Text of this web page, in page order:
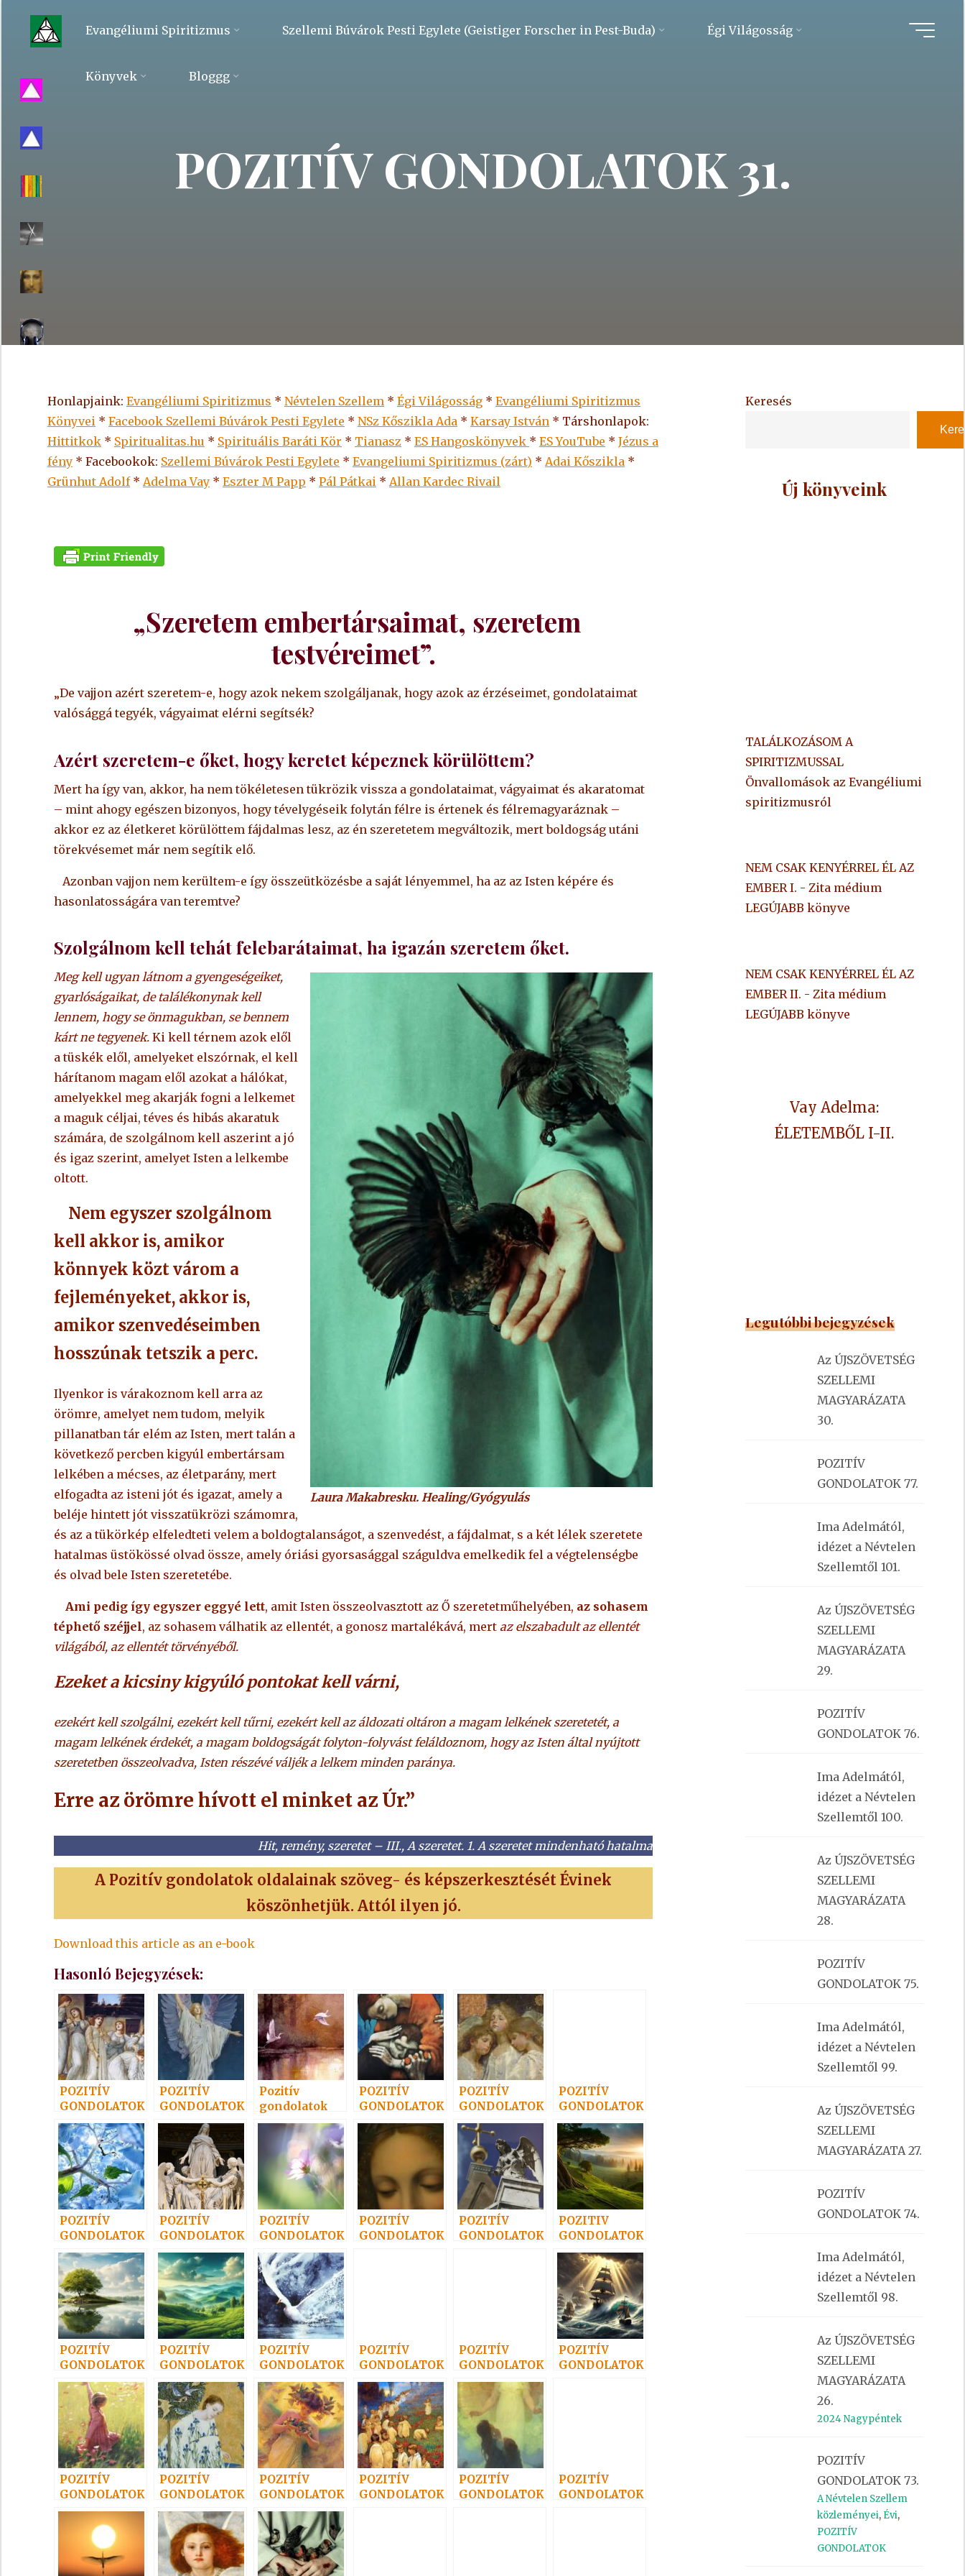
content
Evangéliumi
Evangéliumi Spiritizmus Szellemi Búvárok Pesti Egylete (Geistiger Forscher in Pest-Buda) Égi Világosság
Könyvek Bloggg
POZITÍV GONDOLATOK 31.
Honlapjaink: Evangéliumi Spiritizmus * Névtelen Szellem * Égi Világosság * Evangéliumi Spiritizmus
Könyvei * Facebook Szellemi Búvárok Pesti Egylete * NSz Kőszikla Ada * Karsay István * Társhonlapok:
Hittitkok * Spiritualitas.hu * Spirituális Baráti Kör * Tianasz * ES Hangoskönyvek * ESYouTube * Jézus a
fény * Facebookok: Szellemi Búvárok Pesti Egylete * Evangeliumi Spiritizmus (zárt) * Adai Kőszikla *
Grünhut Adolf* Adelma Vay * Eszter M Papp * Pál Pátkai * Allan Kardec Rivail
„Szeretem embertársaimat, szeretem
testvéreimet”.
„De vajjon azért szeretem-e, hogy azok nekem szolgáljanak, hogy azok az érzéseimet, gondolataimat
valósággá tegyék, vágyaimat elérni segítsék?
Azért szeretem-e őket, hogy keretet képeznek körülöttem?
Mert ha így van, akkor, ha nem tökéletesen tükrözik vissza a gondolataimat, vágyaimat és akaratomat
– mint ahogy egészen bizonyos, hogy tévelygéseik folytán félre is értenek és félremagyaráznak –
akkor ez az életkeret körülöttem fájdalmas lesz, az én szeretetem megváltozik, mert boldogság utáni
törekvésemet már nem segítik elő.
Azonban vajjon nem kerültem-e így összeütközésbe a saját lényemmel, ha az az Isten képére és
hasonlatosságára van teremtve?
Szolgálnom kell tehát felebarátaimat, ha igazán szeretem őket.
Laura Makabresku. Healing/Gyógyulás
Meg kell ugyan látnom a gyengeségeiket,
gyarlóságaikat, de találékonynak kell
lennem, hogy se önmagukban, se bennem
kárt ne tegyenek.Ki kell térnem azok elől
a tüskék elől, amelyeket elszórnak, el kell
hárítanom magam elől azokat a hálókat,
amelyekkel meg akarják fogni a lelkemet
a maguk céljai, téves és hibás akaratuk
számára, de szolgálnom kell aszerint a jó
és igaz szerint, amelyet Isten a lelkembe
oltott.
Nem egyszer szolgálnom
kell akkor is, amikor
könnyek közt várom a
fejleményeket, akkor is,
amikor szenvedéseimben
hosszúnak tetszik a perc.
Ilyenkor is várakoznom kell arra az
örömre, amelyet nem tudom, melyik
pillanatban tár elém az Isten, mert talán a
következő percben kigyúl embertársam
lelkében a mécses, az életparány, mert
elfogadta az isteni jót és igazat, amely a
beléje hintett jót visszatükrözi számomra,
és az a tükörkép elfeledteti velem a boldogtalanságot, a szenvedést, a fájdalmat, s a két lélek szeretete
hatalmas üstökössé olvad össze, amely óriási gyorsasággal száguldva emelkedik fel a végtelenségbe
és olvad bele Isten szeretetébe.
Ami pedig így egyszer eggyé lett, amit Isten összeolvasztott az Ő szeretetműhelyében, az sohasem
téphető széjjel, az sohasem válhatik az ellentét, a gonosz martalékává, mert az elszabadult az ellentét
világából, az ellentét törvényéből.
Ezeket a kicsiny kigyúló pontokat kell várni,
ezekért kell szolgálni, ezekért kell tűrni, ezekért kell az áldozati oltáron a magam lelkének szeretetét, a
magam lelkének érdekét, a magam boldogságát folyton-folyvást feláldoznom, hogy az Isten által nyújtott
szeretetben összeolvadva, Isten részévé váljék a lelkem minden paránya.
Erre az örömre hívott el minket az Úr.”
Hit, remény, szeretet – III., A szeretet. 1. A szeretet mindenható hatalma
A Pozitív gondolatok oldalainak szöveg- és képszerkesztését Évinek
köszönhetjük. Attól ilyen jó.
Download this article as an e-book
Hasonló Bejegyzések:
POZITÍV
GONDOLATOK
22.
POZITÍV
GONDOLATOK
25.
Pozitív
gondolatok
28.
POZITÍV
GONDOLATOK
26.
POZITÍV
GONDOLATOK
30.
POZITÍV
GONDOLATOK
27.
POZITÍV
GONDOLATOK
24.
POZITÍV
GONDOLATOK
21.
POZITÍV
GONDOLATOK
16.
POZITÍV
GONDOLATOK
POZITÍV
GONDOLATOK
POZITIV
GONDOLATOK
2.
POZITÍV
GONDOLATOK
1.
POZITÍV
GONDOLATOK
3.
POZITÍV
GONDOLATOK
13.
POZITÍV
GONDOLATOK
14.
POZITÍV
GONDOLATOK
17.
POZITÍV
GONDOLATOK
POZITÍV
GONDOLATOK
7.
POZITÍV
GONDOLATOK
11
POZITÍV
GONDOLATOK
29.
POZITÍV
GONDOLATOK
POZITÍV
GONDOLATOK
POZITÍV
GONDOLATOK
Keresés
Új könyveink
TALÁLKOZÁSOM A
SPIRITIZMUSSAL
Önvallomások az Evangéliumi
spiritizmusról
NEM CSAK KENYÉRREL ÉL AZ
EMBER I. - Zita médium
LEGÚJABB könyve
NEM CSAK KENYÉRREL ÉL AZ
EMBER II. - Zita médium
LEGÚJABB könyve
Vay Adelma:
ÉLETEMBŐL I-II.
Legutóbbi bejegyzések
Az ÚJSZÖVETSÉG
SZELLEMI
MAGYARÁZATA
30.
POZITÍV
GONDOLATOK 77.
Ima Adelmától,
idézet a Névtelen
Szellemtől 101.
Az ÚJSZÖVETSÉG
SZELLEMI
MAGYARÁZATA
29.
POZITÍV
GONDOLATOK 76.
Ima Adelmától,
idézet a Névtelen
Szellemtől 100.
Az ÚJSZÖVETSÉG
SZELLEMI
MAGYARÁZATA
28.
POZITÍV
GONDOLATOK 75.
Ima Adelmától,
idézet a Névtelen
Szellemtől 99.
Az ÚJSZÖVETSÉG
SZELLEMI
MAGYARÁZATA 27.
POZITÍV
GONDOLATOK 74.
Ima Adelmától,
idézet a Névtelen
Szellemtől 98.
Az ÚJSZÖVETSÉG
SZELLEMI
MAGYARÁZATA
26.
2024 Nagypéntek
POZITÍV
GONDOLATOK 73.
A Névtelen Szellem
közleményei, Évi,
POZITÍV
GONDOLATOK